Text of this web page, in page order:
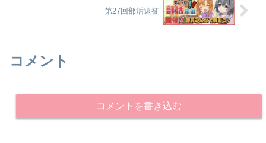
第27回部活遠征
コメント
コメントを書き込む